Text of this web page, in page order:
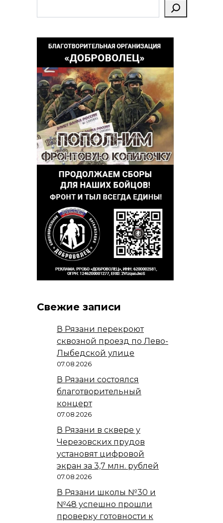
Свежие записи
В Рязани перекроют
сквозной проезд по Лево-
Лыбедской улице
07.08.2026
В Рязани состоялся
благотворительный
концерт
07.08.2026
В Рязани в сквере у
Черезовских прудов
установят цифровой
экран за 3,7 млн. рублей
07.08.2026
В Рязани школы №30 и
№48 успешно прошли
проверку готовности к